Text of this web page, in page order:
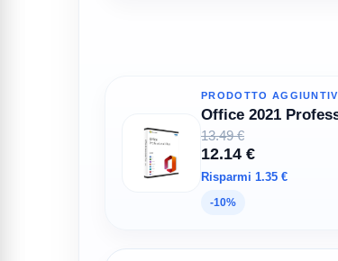
PRODOTTO
Office 2021
13.49 €
12.14 €
Risparmi 1.35 €
-10%